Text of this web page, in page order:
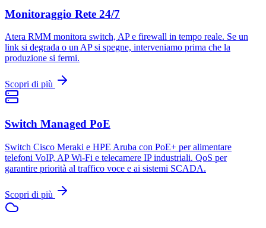
Monitoraggio Rete 24/7
Atera RMM monitora switch, AP e firewall in tempo reale. Se un
link si degrada o un AP si spegne, interveniamo prima che la
produzione si fermi.
Scopri di più
Switch Managed PoE
Switch Cisco Meraki e HPE Aruba con PoE+ per alimentare
telefoni VoIP, AP Wi-Fi e telecamere IP industriali. QoS per
garantire priorità al traffico voce e ai sistemi SCADA.
Scopri di più